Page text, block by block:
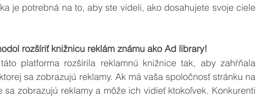
je potrebná na to, aby ste videli, ako dosahujete svoje ciele
rozšíriť knižnicu reklám známu ako Ad library!
platforma rozšírila reklamnú knižnice tak, aby zahŕňala
sa zobrazujú reklamy. Ak má vaša spoločnosť stránku na
sa zobrazujú reklamy a môže ich vidieť ktokoľvek. Konkurenti